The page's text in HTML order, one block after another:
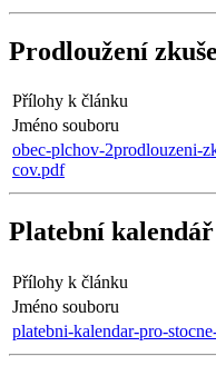
Prodloužení
Přílohy k článku
Jméno souboru
obec-plchov-2prodlouzeni-
cov.pdf
Platební
Přílohy k článku
Jméno souboru
platebni-kalendar-pro-